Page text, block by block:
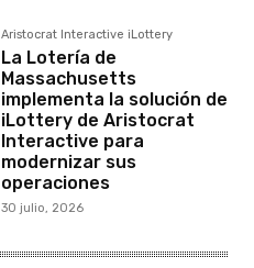
Aristocrat Interactive iLottery
La Lotería de
Massachusetts
implementa la solución de
iLottery de Aristocrat
Interactive para
modernizar sus
operaciones
30 julio, 2026